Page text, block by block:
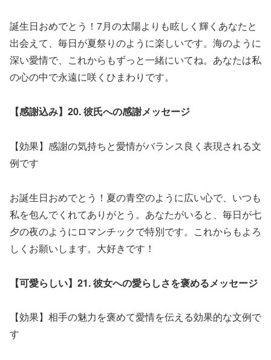
誕生日おめでとう！7月の太陽よりも眩しく輝くあなたと
出会えて、毎日が夏祭りのように楽しいです。海のように
深い愛情で、これからもずっと一緒にいてね。あなたは私
の心の中で永遠に咲くひまわりです。
【感謝込み】20. 彼氏への感謝メッセージ
【効果】感謝の気持ちと愛情がバランス良く表現される文
例です
お誕生日おめでとう！夏の青空のように広い心で、いつも
私を包んでくれてありがとう。あなたがいると、毎日が七
夕の夜のようにロマンチックで特別です。これからもよろ
しくお願いします。大好きです！
【可愛らしい】21. 彼女への愛らしさを褒めるメッセージ
【効果】相手の魅力を褒めて愛情を伝える効果的な文例で
す